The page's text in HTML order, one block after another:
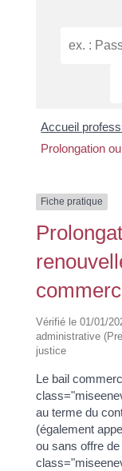
Accueil
Prolongation
Fiche pratique
Vérifié le 01/01/
administrative
justice
Le bail
au terme du
(également
ou sans offre